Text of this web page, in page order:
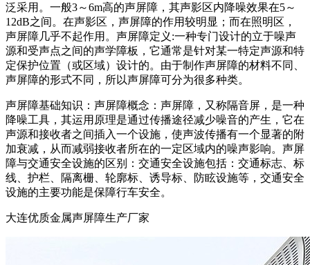
泛采用。一般3～6m高的声屏障，其声影区内降噪效果在5～
12dB之间。在声影区，声屏障的作用较明显；而在照明区，
声屏障几乎不起作用。声屏障定义:一种专门设计的立于噪声
源和受声点之间的声学障板，它通常是针对某一特定声源和特
定保护位置（或区域）设计的。由于制作声屏障的材料不同、
声屏障的形式不同，所以声屏障可分为很多种类。
声屏障基础知识：声屏障概念：声屏障，又称隔音屏，是一种
降噪工具，其运用原理是通过传播途径减少噪音的产生，它在
声源和接收者之间插入一个设施，使声波传播有一个显著的附
加衰减，从而减弱接收者所在的一定区域内的噪声影响。声屏
障与交通安全设施的区别：交通安全设施包括：交通标志、标
线、护栏、隔离栅、轮廓标、诱导标、防眩设施等，交通安全
设施的主要功能是保障行车安全。
大连优质金属声屏障生产厂家